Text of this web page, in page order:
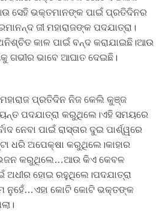
ସେହି ଭକ୍ତମାନଙ୍କ ପାଇଁ ପ୍ରତିଦିନର
ଜୀ ମହାରାଜଙ୍କ ପଦଯାତ୍ରା।
କାଳ ପାଇଁ ବନ୍ଦ କରାଯାଇଛି।ଆଉ
ଭାବେ ଆଘାତ ଦେଇଛି।
ପ୍ରତିଦିନ ନିଜ କେଲି କୁଞ୍ଜ
ପଦଯାତ୍ରା କରୁଥିଲେ।ଏହି ସମୟରେ
ନେବା ପାଇଁ ରାସ୍ତାର ଦୁଇ ପାର୍ଶ୍ୱରେ
ଧରି ଅପେକ୍ଷା କରୁଥିଲେ।କାହାର
ଭଜନ କରୁଥିଲେ…ଆଉ କିଏ କେବଳ
ଅଧୀର ହୋଇ ରହୁଥିଲେ।ପଦଯାତ୍ରା
ନୁହେଁ…ଏହା କୋଟି କୋଟି ଭକ୍ତଙ୍କ